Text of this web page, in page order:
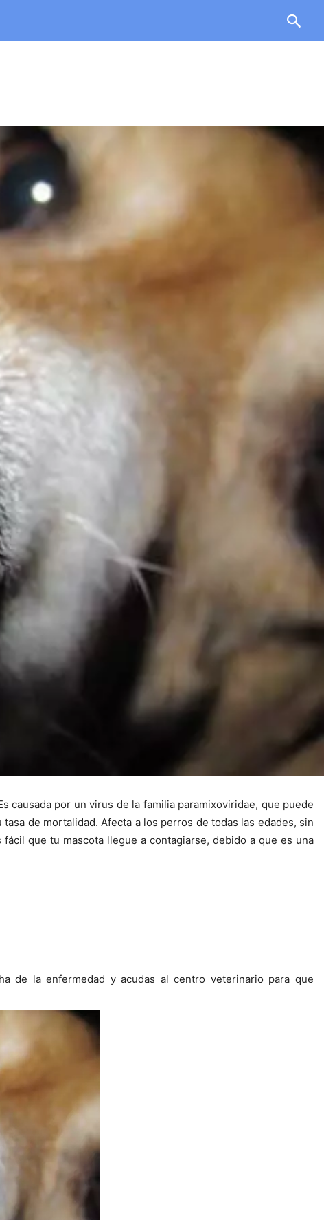
causada por un virus de la familia paramixoviridae, que puede
de mortalidad. Afecta a los perros de todas las edades, sin
que tu mascota llegue a contagiarse, debido a que es una
de la enfermedad y acudas al centro veterinario para que